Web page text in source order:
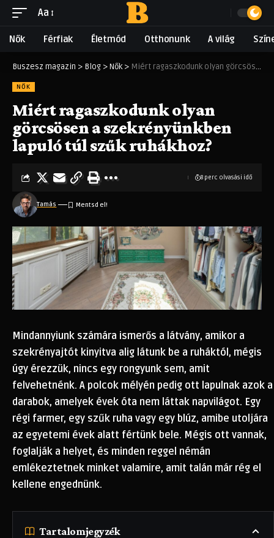
Aa
Nők Férfiak Életmód Otthonunk A világ
Buszesz magazin > Blog >Nők> Miért ragaszkodunk olyan görcsösen a szekrényünkben lapuló túl szűk ruhákhoz?
NŐK
Miért ragaszkodunk olyan
görcsösen a szekrényünkben
lapuló túl szűk ruhákhoz?
Tamás
8 perc olvasási idő
Mindannyiunk számára ismerős a látvány, amikor a
szekrényajtót kinyitva alig látunk be a ruháktól, mégis
úgy érezzük, nincs egy rongyunk sem, amit
felvehetnénk. A polcok mélyén pedig ott lapulnak azok a
darabok, amelyek évek óta nem láttak napvilágot. Egy
régi farmer, egy szűk ruha vagy egy blúz, amibe utoljára
az egyetemi évek alatt fértünk bele. Mégis ott vannak,
foglalják a helyet, és minden reggel némán
emlékeztetnek minket valamire, amit talán már rég el
kellene engednünk.
Tartalomjegyzék